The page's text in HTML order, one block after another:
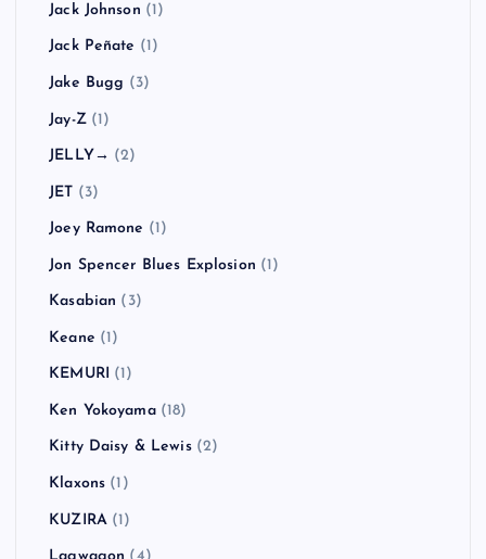
Jack Johnson (1)
Jack Peñate (1)
Jake Bugg (3)
Jay-Z(1)
JELLY→ (2)
JET (3)
Joey Ramone (1)
Jon Spencer Blues Explosion (1)
Kasabian (3)
Keane (1)
KEMURI (1)
Ken Yokoyama(18)
Kitty Daisy & Lewis(2)
Klaxons (1)
KUZIRA(1)